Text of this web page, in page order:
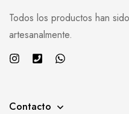
Todos los productos han
artesanalmente.
Contacto